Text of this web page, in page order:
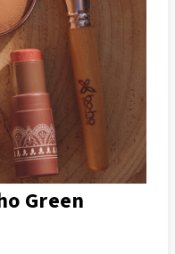
Green